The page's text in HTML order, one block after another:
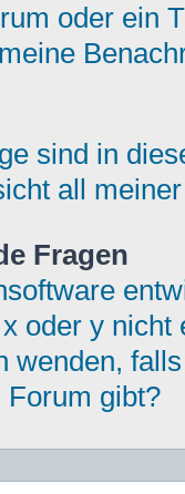
oder ein
sind in
all
Fragen
oder y nicht
wenden,
gibt?